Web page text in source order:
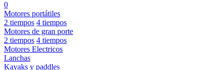
0
Motores portátiles
2 tiempos 4 tiempos
Motores de gran porte
2 tiempos 4 tiempos
Motores Electricos
Lanchas
Kayaks y paddles